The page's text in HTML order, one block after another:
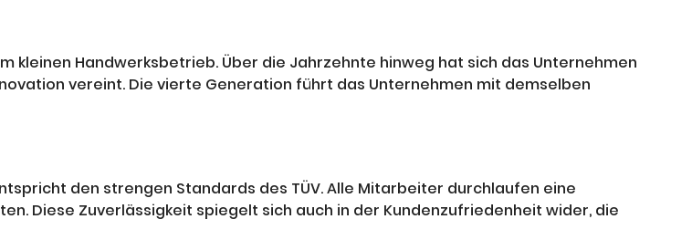
kleinen Handwerksbetrieb. Über die Jahrzehnte hinweg hat sich das Unternehmen
vereint. Die vierte Generation führt das Unternehmen mit demselben
den strengen Standards des TÜV. Alle Mitarbeiter durchlaufen eine
Diese Zuverlässigkeit spiegelt sich auch in der Kundenzufriedenheit wider, die